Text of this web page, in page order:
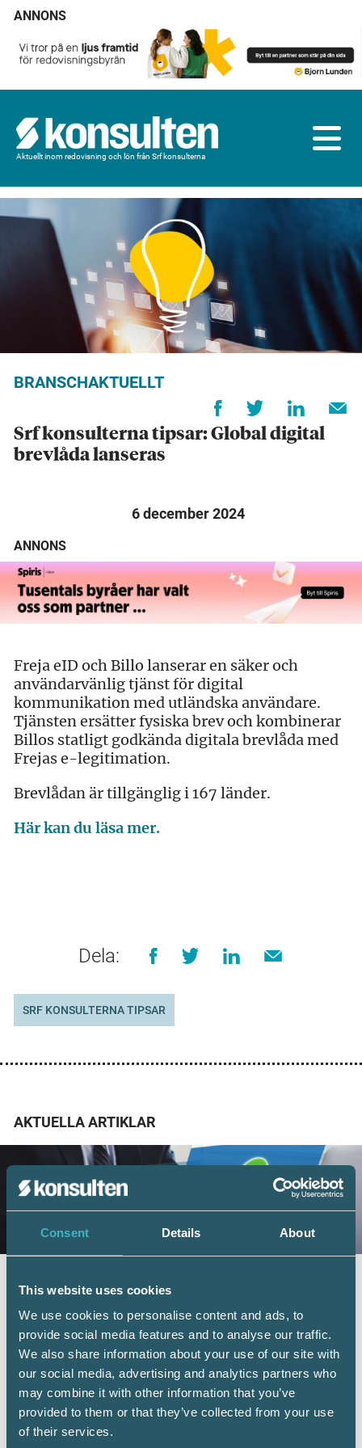
Consent Details About
This website uses cookies
We use cookies to personalise content and ads, to
provide social media features and to analyse our traffic.
We also share information about your use of our site with
our social media, advertising and analytics partners who
may combine it with other information that you’ve
provided to them or that they’ve collected from your use
of their services.
ANNONS
Aktuellt inom redovisning och lön från Srf konsulterna
BRANSCHAKTUELLT
Srf konsulterna tipsar: Global digital
brevlåda lanseras
6 december 2024
ANNONS
Freja eID och Billo lanserar en säker och
användarvänlig tjänst för digital
kommunikation med utländska användare.
Tjänsten ersätter fysiska brev och kombinerar
Billos statligt godkända digitala brevlåda med
Frejas e-legitimation.
Brevlådan är tillgänglig i 167 länder.
Här kan du läsa mer.
Dela:
SRF KONSULTERNA TIPSAR
AKTUELLA ARTIKLAR
redovisningskonsulterna bidrar till
utvecklingen
6 juli 2026
Digital inlämning av årsredovisningar fortsätter att öka.
Under juni 2026 sattes ett nytt rekord när 101 126 företag
lämnade in sin årsredovisning digitalt – första gången
antalet överstiger 100 000 under en månad. Samtidigt
visar ny statistik från Bolagsverket att digital inlämning